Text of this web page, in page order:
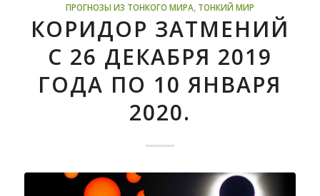
ПРОГНОЗЫ ИЗ ТОНКОГО МИРА, ТОНКИЙ МИР
КОРИДОР ЗАТМЕНИЙ
С 26 ДЕКАБРЯ 2019
ГОДА ПО 10 ЯНВАРЯ
2020.